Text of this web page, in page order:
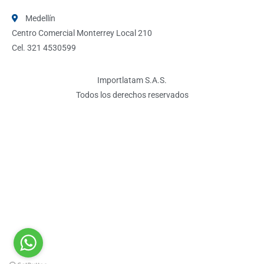
Medellín
Centro Comercial Monterrey Local 210
Cel. 321 4530599
Importlatam S.A.S.
Todos los derechos reservados